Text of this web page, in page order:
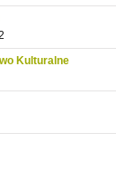
Kulturalne